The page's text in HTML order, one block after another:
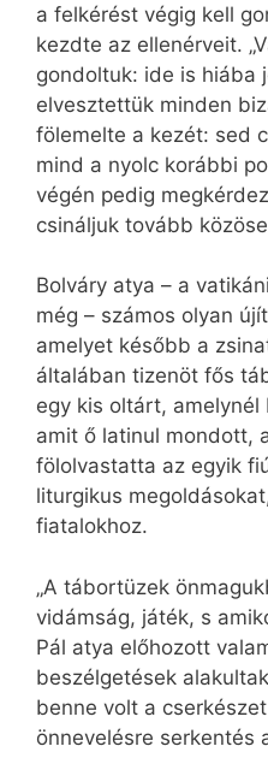
a felkérést végig kell
kezdte az ellenérveit.
gondoltuk: ide is hiába
elvesztettük minden
fölemelte a kezét: sed
mind a nyolc korábbi
végén pedig
csináljuk tovább
Bolváry atya – a
még – számos olyan
amelyet később a
általában tizenöt fős
egy kis oltárt, amelynél
amit ő latinul mondott,
fölolvastatta az egyik
liturgikus
fiatalokhoz.
„A tábortüzek
vidámság, játék, s
Pál atya előhozott
beszélgetések
benne volt a
önnevelésre serkentés